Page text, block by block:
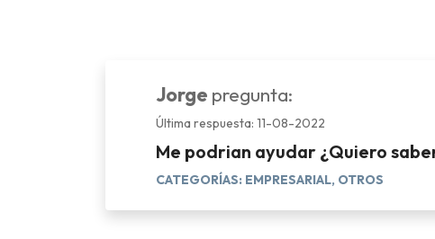
Jorge pregunta:
Última respuesta: 11-08-2022
Me podrian ayudar ¿Quiero
CATEGORÍAS: EMPRESARIAL, OTROS